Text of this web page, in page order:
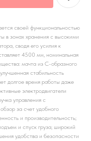
своей функциональностью
в зонах хранения с высокими
сводя его усилия к
4500 мм, номинальная
мачта из С-образного
стабильность
долгое время работы даже
электродвигатели
управления с
за счет удобного
и производительность;
и спуск груза; широкий
удобства и безопасности